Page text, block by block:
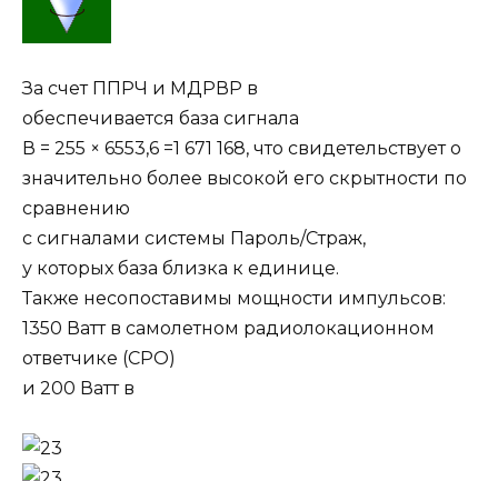
За счет ППРЧ и МДРВР в
обеспечивается база сигнала
В = 255 × 6553,6 =1 671 168, что свидетельствует о
значительно более высокой его скрытности по
сравнению
с сигналами системы Пароль/Страж,
у которых база близка к единице.
Также несопоставимы мощности импульсов:
1350 Ватт в самолетном радиолокационном
ответчике (СРО)
и 200 Ватт в